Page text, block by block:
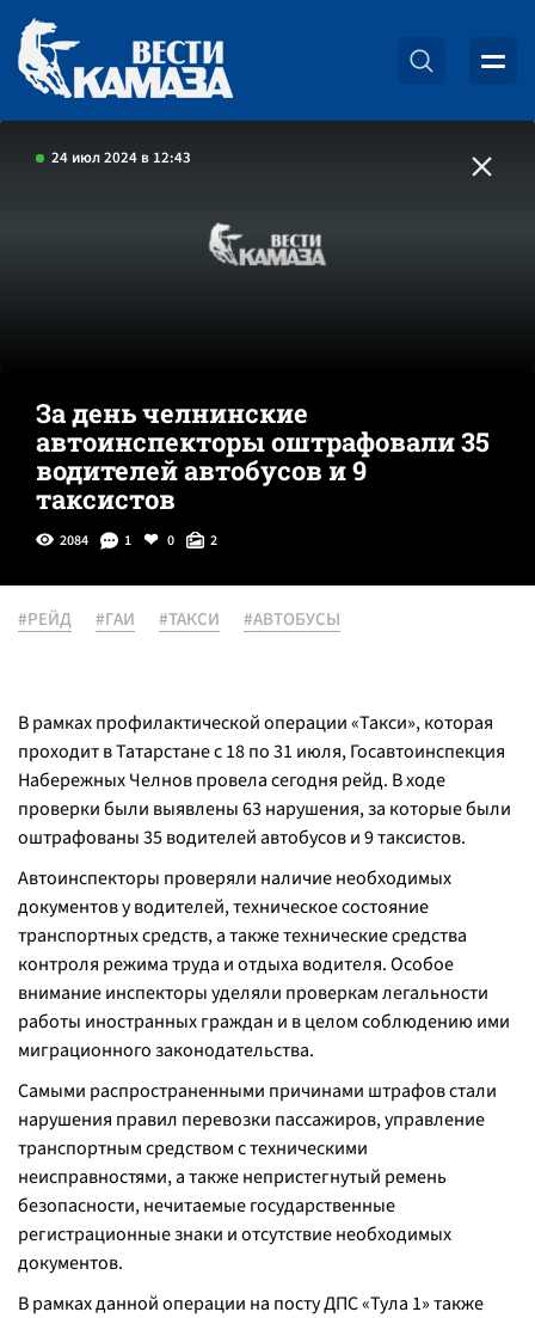
24 июл 2024 в 12:43
За день челнинские
автоинспекторы оштрафовали 35
водителей автобусов и 9
таксистов
2084 1 0 2
#РЕЙД #ГАИ #ТАКСИ #АВТОБУСЫ
В рамках профилактической операции «Такси», которая
проходит в Татарстане с 18 по 31 июля, Госавтоинспекция
Набережных Челнов провела сегодня рейд. В ходе
проверки были выявлены 63 нарушения, за которые были
оштрафованы 35 водителей автобусов и 9 таксистов.
Автоинспекторы проверяли наличие необходимых
документов у водителей, техническое состояние
транспортных средств, а также технические средства
контроля режима труда и отдыха водителя. Особое
внимание инспекторы уделяли проверкам легальности
работы иностранных граждан и в целом соблюдению ими
миграционного законодательства.
Самыми распространенными причинами штрафов стали
нарушения правил перевозки пассажиров, управление
транспортным средством с техническими
неисправностями, а также непристегнутый ремень
безопасности, нечитаемые государственные
регистрационные знаки и отсутствие необходимых
документов.
В рамках данной операции на посту ДПС «Тула 1» также